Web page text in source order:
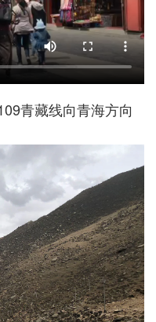
青藏线向青海方向